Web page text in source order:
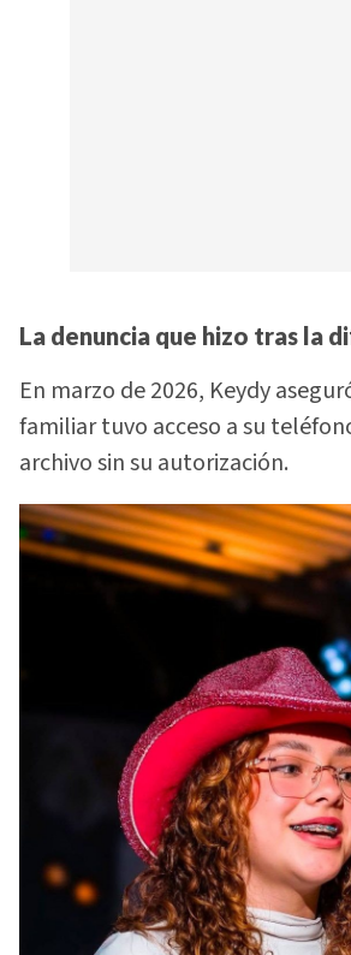
La denuncia que hizo tras la
En marzo de 2026, Keydy
familiar tuvo acceso a su
archivo sin su autorización.